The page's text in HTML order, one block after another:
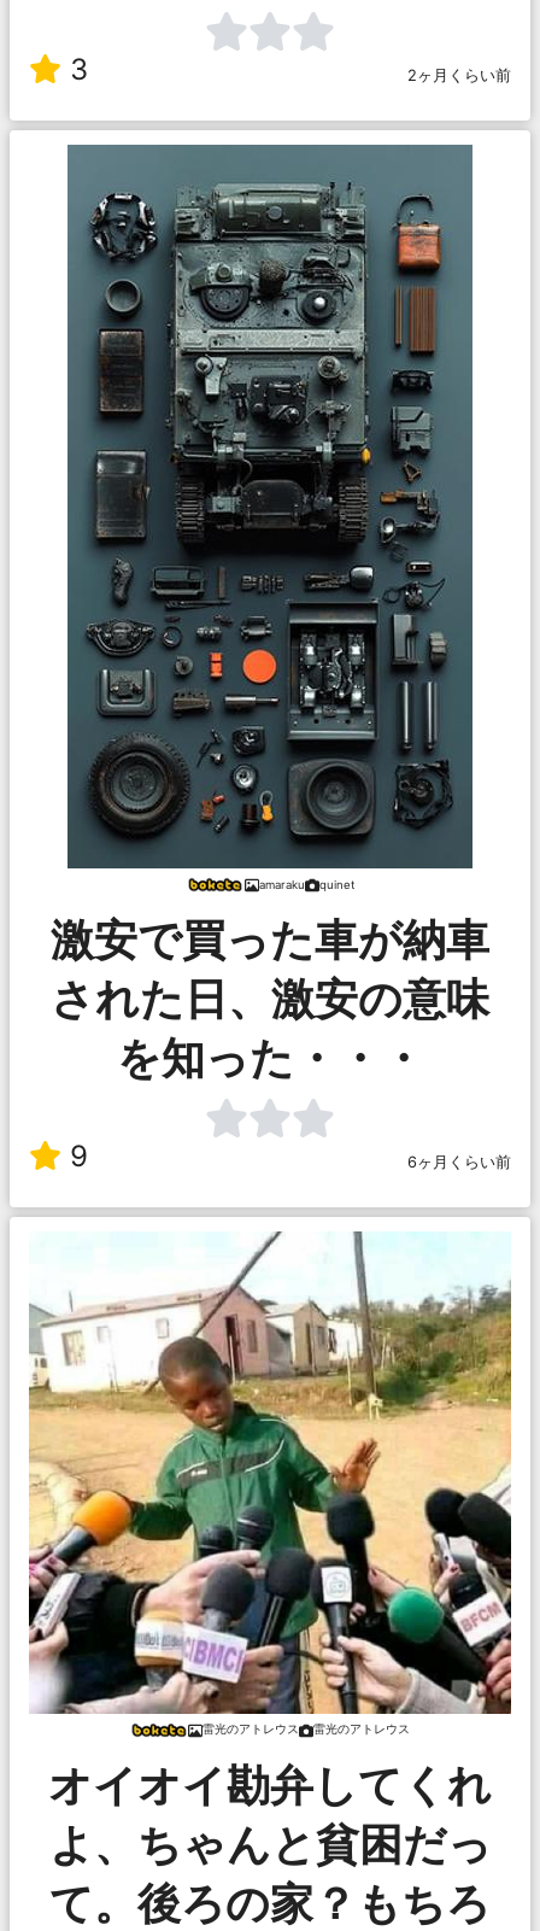
3 2ヶ月くらい前
amaraku quinet
激安で買った車が納車
された日、激安の意味
を知った・・・
9 6ヶ月くらい前
雷光のアトレウス 雷光のアトレウス
オイオイ勘弁してくれ
よ、ちゃんと貧困だっ
て。後ろの家？もちろ